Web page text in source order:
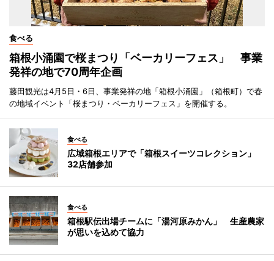
食べる
箱根小涌園で桜まつり「ベーカリーフェス」 事業
発祥の地で70周年企画
藤田観光は4月5日・6日、事業発祥の地「箱根小涌園」（箱根町）で春
の地域イベント「桜まつり・ベーカリーフェス」を開催する。
食べる
広域箱根エリアで「箱根スイーツコレクション」
32店舗参加
食べる
箱根駅伝出場チームに「湯河原みかん」 生産農家
が思いを込めて協力